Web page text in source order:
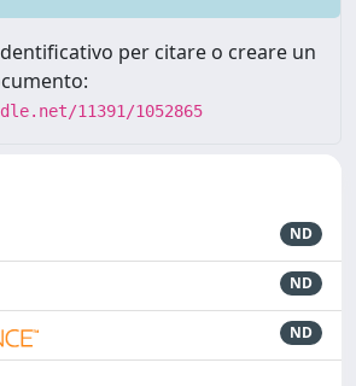
per citare o creare un
11391/1052865
ND
ND
ND